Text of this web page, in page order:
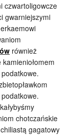
czwartoligowcze
gwarniejszymi
również
chotczańskie
gagatowy